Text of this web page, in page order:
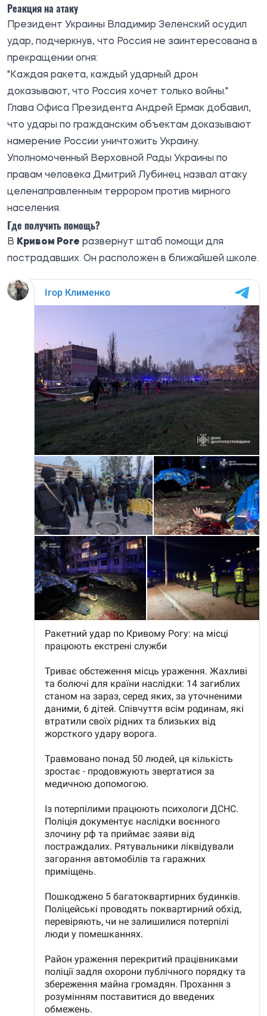
Реакция на атаку
Президент Украины Владимир Зеленский осудил
удар, подчеркнув, что Россия не заинтересована в
прекращении огня:
"Каждая ракета, каждый ударный дрон
доказывают, что Россия хочет только войны."
Глава Офиса Президента Андрей Ермак добавил,
что удары по гражданским объектам доказывают
намерение России уничтожить Украину.
Уполномоченный Верховной Рады Украины по
правам человека Дмитрий Лубинец назвал атаку
целенаправленным террором против мирного
населения.
Где получить помощь?
В Кривом Роге развернут штаб помощи для
пострадавших. Он расположен в ближайшей школе.